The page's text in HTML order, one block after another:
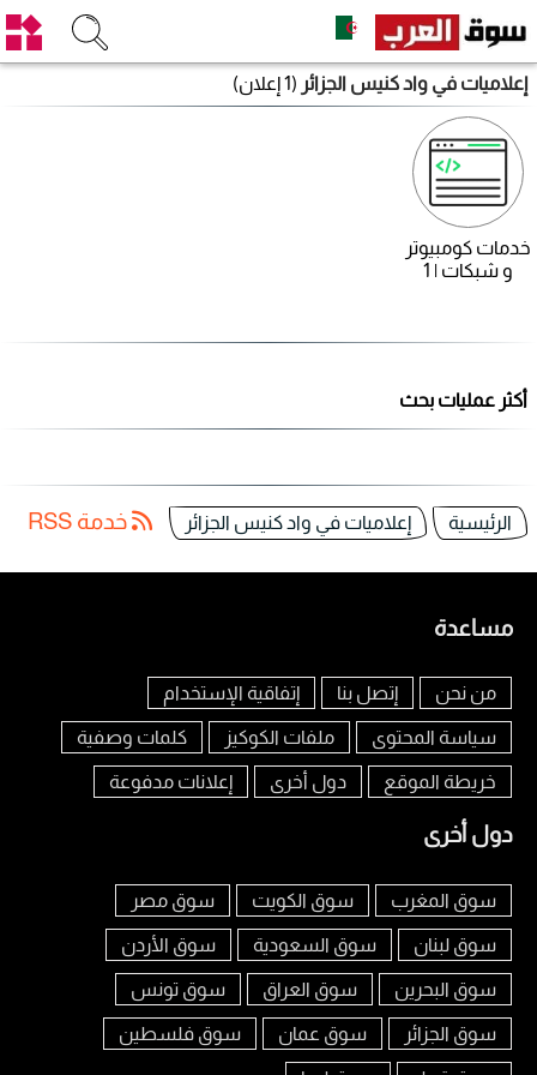
إعلاميات في واد كنيس الجزائر (1 إعلان)
خدمات كومبيوتر
و شبكات | 1
أكثر عمليات بحث
الرئيسية إعلاميات في واد كنيس الجزائر خدمة RSS
مساعدة
من نحن إتصل بنا إتفاقية الإستخدام
سياسة المحتوى ملفات الكوكيز كلمات وصفية
خريطة الموقع دول أخرى إعلانات مدفوعة
دول أخرى
سوق المغرب سوق الكويت سوق مصر
سوق لبنان سوق السعودية سوق الأردن
سوق البحرين سوق العراق سوق تونس
سوق الجزائر سوق عمان سوق فلسطين